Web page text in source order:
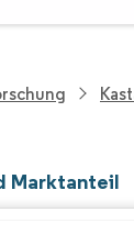
Marktanteil